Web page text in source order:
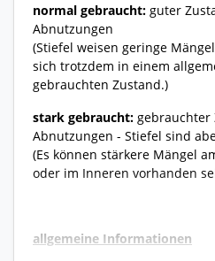
normal gebraucht: guter
Abnutzungen
(Stiefel weisen geringe
sich trotzdem in einem
gebrauchten Zustand.)
stark gebraucht: gebrauchter
Abnutzungen - Stiefel sind
(Es können stärkere Mängel
oder im Inneren vorhanden
allgemeine Informationen